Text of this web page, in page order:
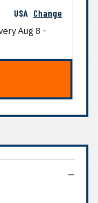
USA Change
Aug 8 -